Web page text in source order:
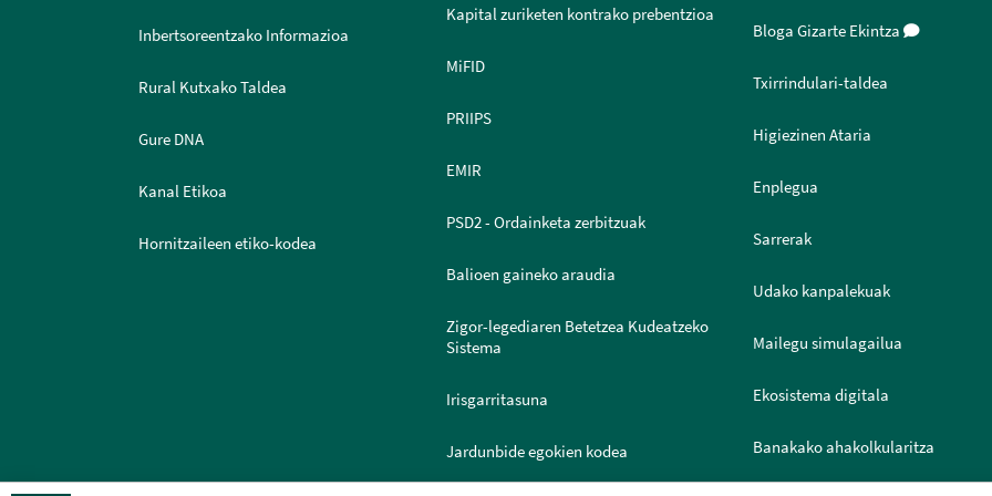
Inbertsoreentzako Informazioa
Rural Kutxako Taldea
Gure DNA
Kanal Etikoa
Hornitzaileen etiko-kodea
Kapital zuriketen kontrako prebentzioa
MiFID
PRIIPS
EMIR
PSD2 - Ordainketa zerbitzuak
Balioen gaineko araudia
Zigor-legediaren Betetzea Kudeatzeko
Sistema
Irisgarritasuna
Jardunbide egokien kodea
Bloga Gizarte Ekintza
Txirrindulari-taldea
Higiezinen Ataria
Enplegua
Sarrerak
Udako kanpalekuak
Mailegu simulagailua
Ekosistema digitala
Banakako ahakolkularitza